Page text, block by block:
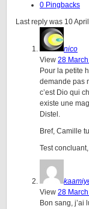
0 Pingbacks
Last reply was 10
nico
View 28
Pour la petite
demande pas
c’est Dio qui
existe une
Distel.
Bref, Camille
Test
View 28
Bon sang, j’ai